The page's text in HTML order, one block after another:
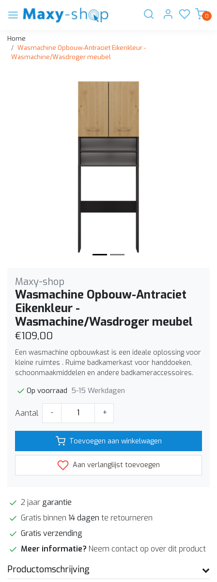
0
Home
Wasmachine Opbouw-Antraciet Eikenkleur -
Wasmachine/Wasdroger meubel
Maxy-shop
Wasmachine Opbouw-Antraciet
Eikenkleur -
Wasmachine/Wasdroger meubel
€109,00
Een wasmachine opbouwkast is een ideale oplossing voor
kleine ruimtes . Ruime badkamerkast voor handdoeken,
schoonmaakmiddelen en andere badkameraccessoires.
Op voorraad 5-15 Werkdagen
Aantal - +
Toevoegen aan winkelwagen
Aan verlanglijst toevoegen
2 jaar garantie
Gratis binnen 14 dagen te retourneren
Gratis verzending
Meer informatie? Neem contact op over dit product
Productomschrijving